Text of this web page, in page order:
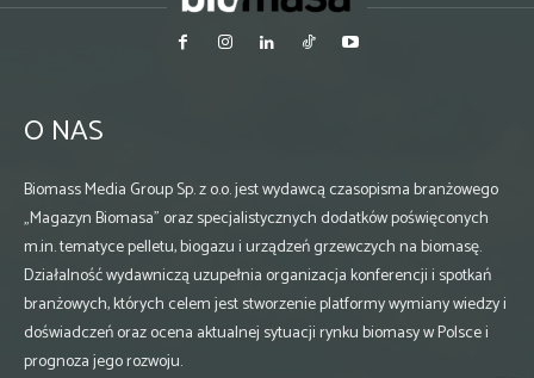
O NAS
Biomass Media Group Sp. z o.o. jest wydawcą czasopisma branżowego
„Magazyn Biomasa” oraz specjalistycznych dodatków poświęconych
m.in. tematyce pelletu, biogazu i urządzeń grzewczych na biomasę.
Działalność wydawniczą uzupełnia organizacja konferencji i spotkań
branżowych, których celem jest stworzenie platformy wymiany wiedzy i
doświadczeń oraz ocena aktualnej sytuacji rynku biomasy w Polsce i
prognoza jego rozwoju.